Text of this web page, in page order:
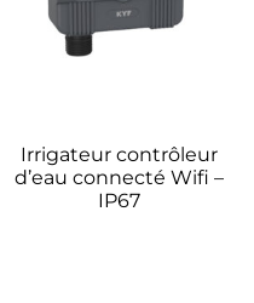
Irrigateur contrôleur
d’eau connecté Wifi –
IP67